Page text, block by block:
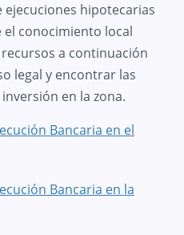
hipotecarias
el conocimiento local
a continuación
legal y encontrar las
en la zona.
Bancaria en el
Bancaria en la